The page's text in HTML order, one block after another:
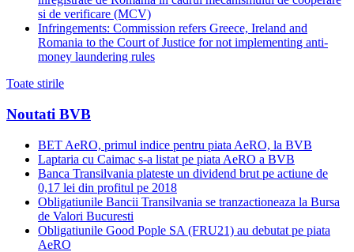
si de verificare (MCV)
Infringements: Commission refers Greece, Ireland and
Romania to the Court of Justice for not implementing anti-
money laundering rules
Toate stirile
Noutati BVB
BET AeRO, primul indice pentru piata AeRO, la BVB
Laptaria cu Caimac s-a listat pe piata AeRO a BVB
Banca Transilvania plateste un dividend brut pe actiune de
0,17 lei din profitul pe 2018
Obligatiunile Bancii Transilvania se tranzactioneaza la Bursa
de Valori Bucuresti
Obligatiunile Good Pople SA (FRU21) au debutat pe piata
AeRO